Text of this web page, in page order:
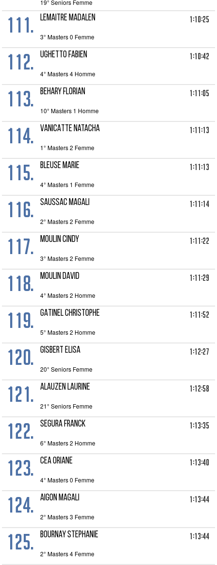
19° Seniors Femme
111. LEMAITRE Madalen 1:10:25
3° Masters 0 Femme
112. UGHETTO FABIEN 1:10:42
4° Masters 4 Homme
113. BEHARY Florian 1:11:05
10° Masters 1 Homme
114. VANICATTE Natacha 1:11:13
1° Masters 2 Femme
115. BLEUSE Marie 1:11:13
4° Masters 1 Femme
116. SAUSSAC Magali 1:11:14
2° Masters 2 Femme
117. MOULIN Cindy 1:11:22
3° Masters 2 Femme
118. MOULIN David 1:11:29
4° Masters 2 Homme
119. GATINEL Christophe 1:11:52
5° Masters 2 Homme
120. GISBERT Elisa 1:12:27
20° Seniors Femme
121. ALAUZEN Laurine 1:12:58
21° Seniors Femme
122. SEGURA Franck 1:13:35
6° Masters 2 Homme
123. CEA Oriane 1:13:40
4° Masters 0 Femme
124. AIGON Magali 1:13:44
2° Masters 3 Femme
125. BOURNAY Stephanie 1:13:44
2° Masters 4 Femme